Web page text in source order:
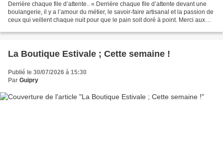
Derrière chaque file d’attente.. « Derrière chaque file d’attente devant une
boulangerie, il y a l’amour du métier, le savoir-faire artisanal et la passion de
ceux qui veillent chaque nuit pour que le pain soit doré à point. Merci aux
La Boutique Estivale ; Cette semaine !
Publié le 30/07/2026 à 15:30
Par Guipry